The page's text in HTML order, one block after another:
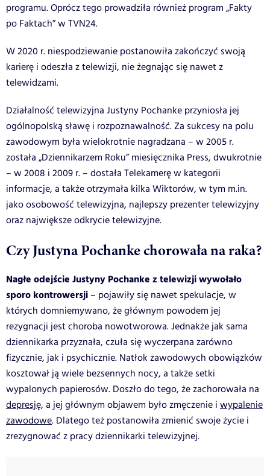
programu. Oprócz tego prowadziła również program „Fakty
po Faktach” w TVN24.
W 2020 r. niespodziewanie postanowiła zakończyć swoją
karierę i odeszła z telewizji, nie żegnając się nawet z
telewidzami.
Działalność telewizyjna Justyny Pochanke przyniosła jej
ogólnopolską sławę i rozpoznawalność. Za sukcesy na polu
zawodowym była wielokrotnie nagradzana – w 2005 r.
została „Dziennikarzem Roku” miesięcznika Press, dwukrotnie
– w 2008 i 2009 r. – dostała Telekamerę w kategorii
informacje, a także otrzymała kilka Wiktorów, w tym m.in.
jako osobowość telewizyjna, najlepszy prezenter telewizyjny
oraz największe odkrycie telewizyjne.
Czy Justyna Pochanke chorowała na raka?
Nagłe odejście Justyny Pochanke z telewizji wywołało
sporo kontrowersji – pojawiły się nawet spekulacje, w
których domniemywano, że głównym powodem jej
rezygnacji jest choroba nowotworowa. Jednakże jak sama
dziennikarka przyznała, czuła się wyczerpana zarówno
fizycznie, jak i psychicznie. Natłok zawodowych obowiązków
kosztował ją wiele bezsennych nocy, a także setki
wypalonych papierosów. Doszło do tego, że zachorowała na
depresję, a jej głównym objawem było zmęczenie i wypalenie
zawodowe. Dlatego też postanowiła zmienić swoje życie i
zrezygnować z pracy dziennikarki telewizyjnej.